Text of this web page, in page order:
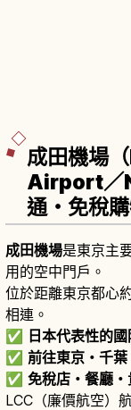
成田機場
Airport／
通・免稅
成田機場是東京主
用的空中門戶。
位於距離東京都心
相連。
✅ 日本代表性的
✅ 前往東京・千
✅ 免稅店・餐廳
LCC（廉價航空）